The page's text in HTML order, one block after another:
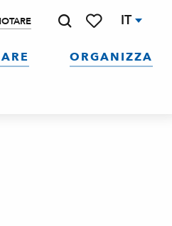
IT
ORGANIZZA